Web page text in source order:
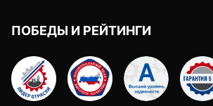
ПОБЕДЫ И РЕЙТИНГИ